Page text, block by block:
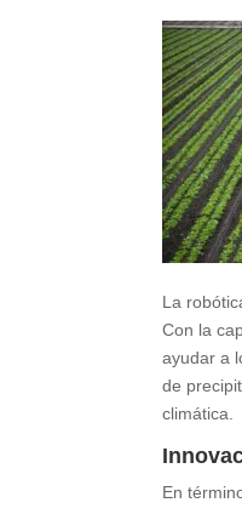
La
Con la
ayudar a
de
climática.
En